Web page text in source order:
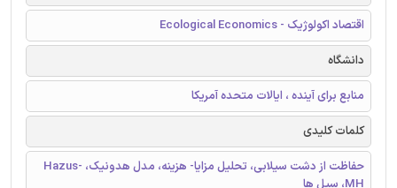
اقتصاد اکولوژیک - Ecological Economics
دانشگاه
منابع برای آینده ، ایالات متحده آمریکا
کلمات کلیدی
حفاظت از دشت سیلابی، تحلیل مزایا- هزینه، مدل هدونیک، Hazus-
MH، سیل ها